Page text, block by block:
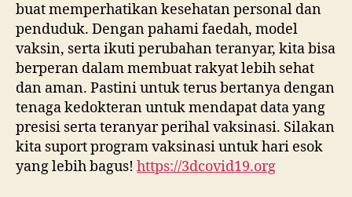
buat memperhatikan kesehatan personal dan
penduduk. Dengan pahami faedah, model
vaksin, serta ikuti perubahan teranyar, kita bisa
berperan dalam membuat rakyat lebih sehat
dan aman. Pastini untuk terus bertanya dengan
tenaga kedokteran untuk mendapat data yang
presisi serta teranyar perihal vaksinasi. Silakan
kita suport program vaksinasi untuk hari esok
yang lebih bagus! https://3dcovid19.org